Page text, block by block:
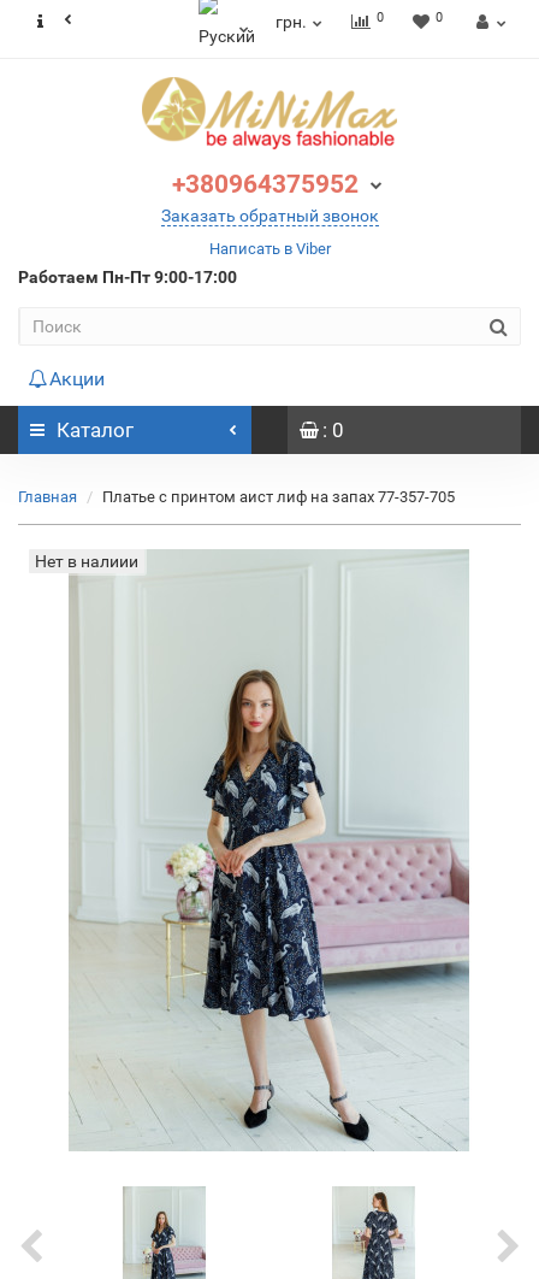
грн. 0 0
+380964375952
Заказать обратный звонок
Написать в Viber
Работаем Пн-Пт 9:00-17:00
Акции
Каталог : 0
Главная Платье с принтом аист лиф на запах 77-357-705
Нет в налиии